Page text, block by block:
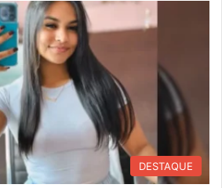
DESTAQUE